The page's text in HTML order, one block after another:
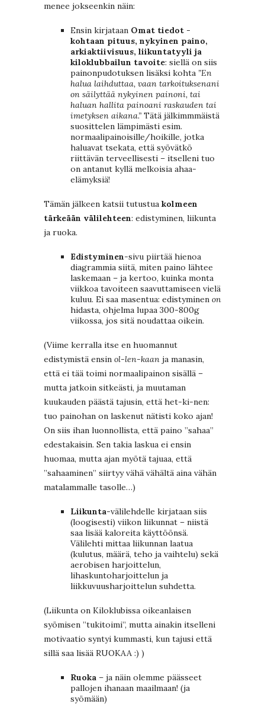
menee jokseenkin näin:
Ensin kirjataan Omat tiedot -
kohtaan pituus, nykyinen paino,
arkiaktiivisuus, liikuntatyyli ja
kiloklubbailun tavoite: siellä on siis
painonpudotuksen lisäksi kohta ”En
halua laihduttaa, vaan tarkoituksenani
on säilyttää nykyinen painoni, tai
haluan hallita painoani raskauden tai
imetyksen aikana.” Tätä jälkimmmäistä
suosittelen lämpimästi esim.
normaalipainoisille/hoikille, jotka
haluavat tsekata, että syövätkö
riittävän terveellisesti – itselleni tuo
on antanut kyllä melkoisia ahaa-
elämyksiä!
Tämän jälkeen katsii tutustua kolmeen
tärkeään välilehteen: edistyminen, liikunta
ja ruoka.
Edistyminen-sivu piirtää hienoa
diagrammia siitä, miten paino lähtee
laskemaan – ja kertoo, kuinka monta
viikkoa tavoiteen saavuttamiseen vielä
kuluu. Ei saa masentua: edistyminen on
hidasta, ohjelma lupaa 300-800g
viikossa, jos sitä noudattaa oikein.
(Viime kerralla itse en huomannut
edistymistä ensin ol-len-kaan ja manasin,
että ei tää toimi normaalipainon sisällä –
mutta jatkoin sitkeästi, ja muutaman
kuukauden päästä tajusin, että het-ki-nen:
tuo painohan on laskenut nätisti koko ajan!
On siis ihan luonnollista, että paino ”sahaa”
edestakaisin. Sen takia laskua ei ensin
huomaa, mutta ajan myötä tajuaa, että
”sahaaminen” siirtyy vähä vähältä aina vähän
matalammalle tasolle…)
Liikunta-välilehdelle kirjataan siis
(loogisesti) viikon liikunnat – niistä
saa lisää kaloreita käyttöönsä.
Välilehti mittaa liikunnan laatua
(kulutus, määrä, teho ja vaihtelu) sekä
aerobisen harjoittelun,
lihaskuntoharjoittelun ja
liikkuvuusharjoittelun suhdetta.
(Liikunta on Kiloklubissa oikeanlaisen
syömisen ”tukitoimi”, mutta ainakin itselleni
motivaatio syntyi kummasti, kun tajusi että
sillä saa lisää RUOKAA :) )
Ruoka – ja näin olemme päässeet
pallojen ihanaan maailmaan! (ja
syömään)